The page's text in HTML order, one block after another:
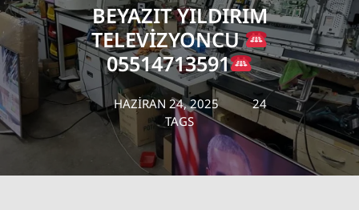
BEYAZIT YILDIRIM
TELEVIZYONCU
05514713591
HAZIRAN 24, 2025
24
TAGS